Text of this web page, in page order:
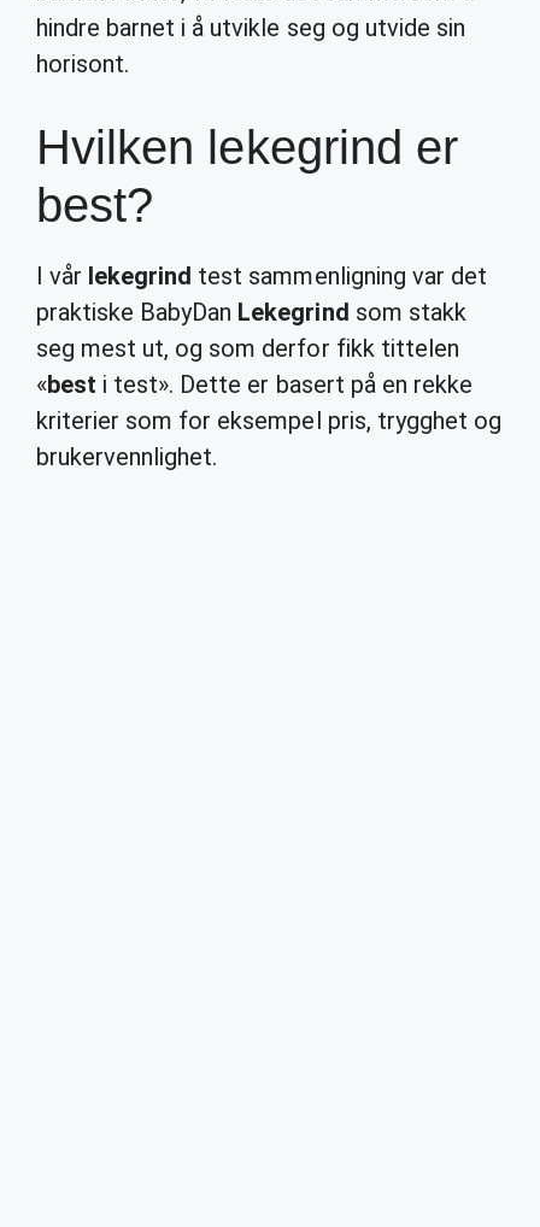
hindre barnet i å utvikle seg og utvide sin
horisont.
Hvilken lekegrind er
best?
I vår lekegrind test sammenligning var det
praktiske BabyDan Lekegrind som stakk
seg mest ut, og som derfor fikk tittelen
«best i test». Dette er basert på en rekke
kriterier som for eksempel pris, trygghet og
brukervennlighet.